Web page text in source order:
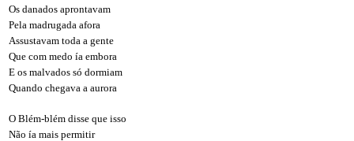
Os danados aprontavam
Pela madrugada afora
Assustavam toda a gente
Que com medo ía embora
E os malvados só dormiam
Quando chegava a aurora
O Blém-blém disse que isso
Não ía mais permitir